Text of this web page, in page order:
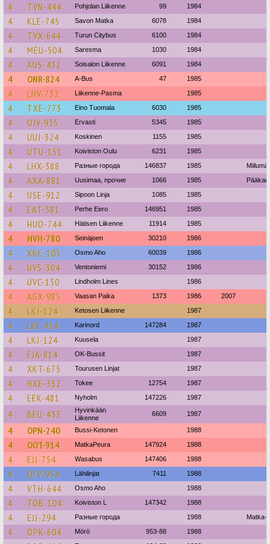
4 TVN-444 Pohjolan Liikenne 99 1984
4 KLE-745 Savon Matka 6078 1984
4 TVX-644 Turun Citybus 6100 1984
4 MEU-504 Saresma 1030 1984
4 AUS-432 Soisalon Liikenne 6091 1984
4 ONR-824 A-Bus 47 1985
4 LHV-732 Liikenne-Pasma 1985
4 TXE-773 Eino Tuomala 6030 1985
4 OJV-935 Ervasti 5345 1985
4 UUJ-324 Koskinen 1155 1985
4 UTU-151 Koiviston Oulu 6231 1985
4 LHX-388 Разные города 146837 1985
4 AXA-881 Uusimaa, прочие 1066 1985
4 USE-912 Sipoon Linja 1085 1985
4 EAT-381 Perhe Eero 146951 1985
4 HUO-744 Hätisen Liikenne 11914 1985
4 HVH-780 Seinäjoen 30210 1986
4 XKE-105 Osmo Aho 60039 1986
4 UVS-304 Ventoniemi 30152 1986
4 UVC-150 Lindholm Lines 1986
4 AGX-985 Vaasan Paika 1373 1986 2007
4 LKJ-124 Ketosen Liikenne 1987
4 LKC-414 Karinord 147284 1987
4 LKJ-124 Kuusela 1987
4 EJA-814 OK-Bussit 1987
4 XKT-675 Tourusen Linjat 1987
4 HXE-352 Tokee 12754 1987
4 EEK-481 Nyholm 147226 1987
4 BEU-433
Hyvinkään
Liikenne
6609 1987
4 OPN-240 Bussi-Ketonen 1988
4 OOT-914 MatkaPeura 147924 1988
4 EJJ-754 Wasabus 147406 1988
4 OFV-954 Lähilinjat 7411 1988
4 VTH-644 Osmo Aho 1988
4 TOB-104 Koiviston L 147342 1988
4 EJJ-294 Разные города 1988 Matka-
4 OPK-604 Mörö 953-88 1988